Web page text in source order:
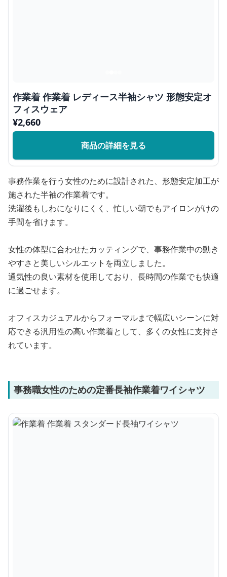
作業着 作業着 レディース半袖シャツ 形態安定オ
フィスウェア
¥2,660
商品の詳細を見る
事務作業を行う女性のために設計された、形態安定加工が
施された半袖の作業着です。
洗濯後もしわになりにくく、忙しい朝でもアイロンがけの
手間を省けます。
女性の体型に合わせたカッティングで、事務作業中の動き
やすさと美しいシルエットを両立しました。
通気性の良い素材を使用しており、長時間の作業でも快適
に過ごせます。
オフィスカジュアルからフォーマルまで幅広いシーンに対
応できる汎用性の高い作業着として、多くの女性に支持さ
れています。
事務職女性のための定番長袖作業着ワイシャツ